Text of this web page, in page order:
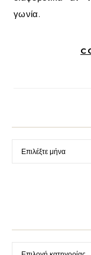
γωνία.